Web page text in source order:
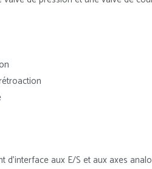
d’interface aux E/S et aux axes